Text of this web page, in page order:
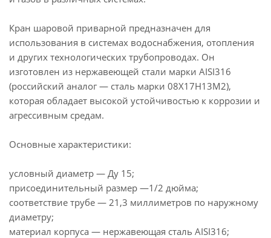
Кран шаровой приварной предназначен для
использования в системах водоснабжения, отопления
и других технологических трубопроводах. Он
изготовлен из нержавеющей стали марки AISI316
(российский аналог — сталь марки 08Х17Н13М2),
которая обладает высокой устойчивостью к коррозии и
агрессивным средам.
Основные характеристики:
условный диаметр — Ду 15;
присоединительный размер —1/2 дюйма;
соответствие трубе — 21,3 миллиметров по наружному
диаметру;
материал корпуса — нержавеющая сталь AISI316;